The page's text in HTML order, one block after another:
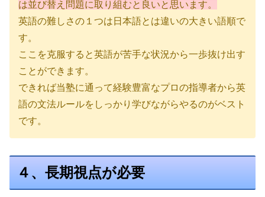
は並び替え問題に取り組むと良いと思います。
英語の難しさの１つは日本語とは違いの大きい語順で
す。
ここを克服すると英語が苦手な状況から一歩抜け出す
ことができます。
できれば当塾に通って経験豊富なプロの指導者から英
語の文法ルールをしっかり学びながらやるのがベスト
です。
４、長期視点が必要